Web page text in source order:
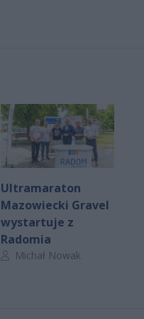
Ultramaraton
Mazowiecki Gravel
wystartuje z
Radomia
Autor artykułu:
Michał Nowak